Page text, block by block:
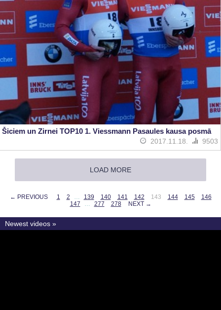
Šiciem un Zirnei TOP10 1. Viessmann Pasaules kausa posmā
2017.11.18. 9503
LOAD MORE
← PREVIOUS 1 2 139 140 141 142 143 144 145
146
147
277 278 NEXT →
Newest videos »